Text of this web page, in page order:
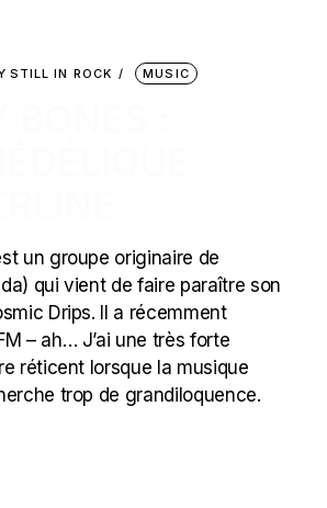
STILL IN ROCK MUSIC
un groupe originaire de
qui vient de faire paraître son
Drips. Il a récemment
– ah… J’ai une très forte
réticent lorsque la musique
trop de grandiloquence.